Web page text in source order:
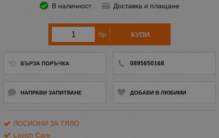
В наличност Доставка и плащане
бр КУПИ
БЪРЗА ПОРЪЧКА 0895650168
НАПРАВИ ЗАПИТВАНЕ ДОБАВИ В ЛЮБИМИ
ЛОСИОНИ ЗА ТЯЛО
Lavish Care